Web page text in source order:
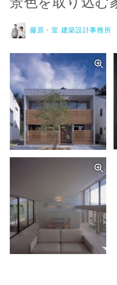
藤原・室 建築設計事務所